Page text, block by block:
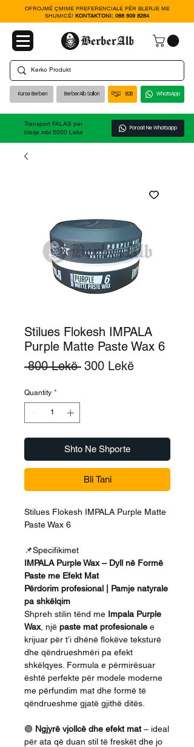
OFROJMË ÇMIME PREFERENCIALE PËR BLERJE ME
SHUMICË! KONTAKTONI: 068 809 8284
Kurse Berberi BerberAlb Sallon B2B WhatsApp
Transport FALAS per
blerje mbi 5000 Leke
Porosit Ne Whatsapp
Stilues Flokesh IMPALA
Purple Matte Paste Wax 6
800 Lekë Regular
300 LekëSale
Quantity *
Shto Ne Shporte
Bli Tani
Stilues Flokesh IMPALA Purple Matte
Paste Wax 6
📌Specifikimet
IMPALA Purple Wax – Dyll në Formë
Paste me Efekt Mat
Përdorim profesional | Pamje natyrale
pa shkëlqim
Shpreh stilin tënd me Impala Purple
Wax, një paste mat profesionale e
krijuar për t’i dhënë flokëve teksturë
dhe qëndrueshmëri pa efekt
shkëlqyes. Formula e përmirësuar
është perfekte për modele moderne
me përfundim mat dhe formë të
qëndrueshme gjatë gjithë ditës.
🟣 Ngjyrë vjollcë dhe efekt mat– ideal
për ata që duan stil të freskët dhe jo